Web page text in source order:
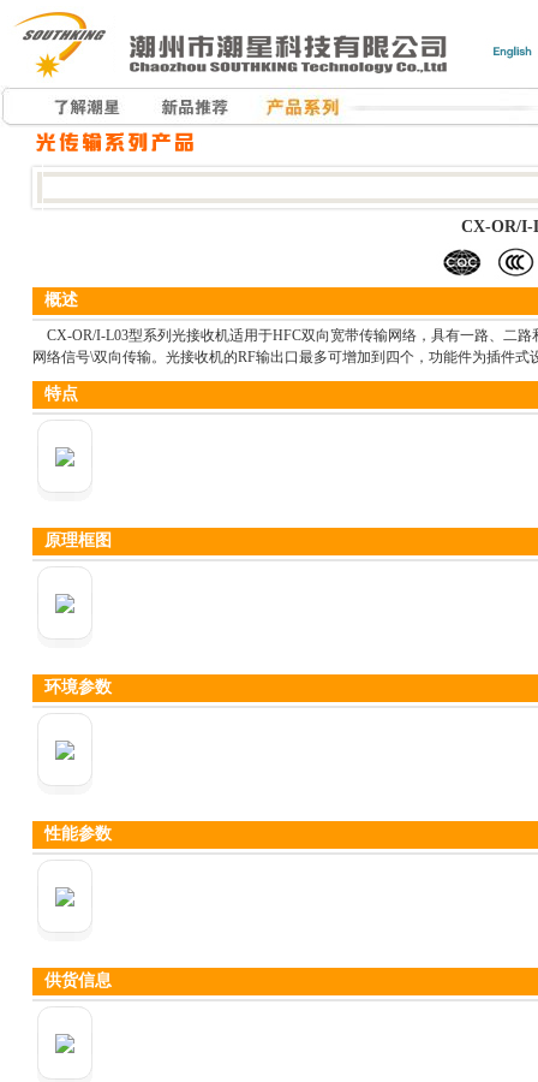
CX-OR/I-
概述
CX-OR/I-L03型系列光接收机适用于HFC双向宽带传输网络，具有一路、二
网络信号\双向传输。光接收机的RF输出口最多可增加到四个，功能件为插件
特点
原理框图
环境参数
性能参数
供货信息